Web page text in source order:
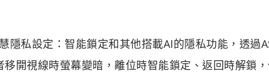
隱私設定：智能鎖定和其他搭載AI的隱私功能，透過
開視線時螢幕變暗，離位時智能鎖定、返回時解鎖